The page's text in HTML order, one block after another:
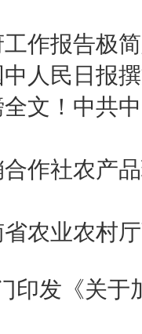
作报告极
人民日报
文！中共
作社农产
农业农村
印发《关于